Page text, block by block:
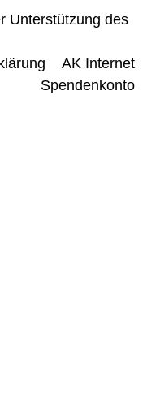
Unterstützung des
AK Internet
Spendenkonto